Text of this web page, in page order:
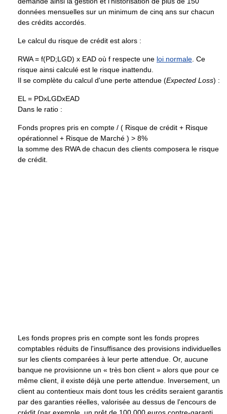
données mensuelles sur un minimum de cinq ans sur chacun
des crédits accordés.
Le calcul du risque de crédit est alors :
RWA = f(PD;LGD) x EAD où f respecte une loi normale. Ce
risque ainsi calculé est le risque inattendu.
Il se complète du calcul d'une perte attendue (Expected Loss) :
EL = PDxLGDxEAD
Dans le ratio :
Fonds propres pris en compte / ( Risque de crédit + Risque
opérationnel + Risque de Marché ) > 8%
la somme des RWA de chacun des clients composera le risque
de crédit.
Les fonds propres pris en compte sont les fonds propres
comptables réduits de l'insuffisance des provisions individuelles
sur les clients comparées à leur perte attendue. Or, aucune
banque ne provisionne un « très bon client » alors que pour ce
même client, il existe déjà une perte attendue. Inversement, un
client au contentieux mais dont tous les crédits seraient garantis
par des garanties réelles, valorisée au dessus de l'encours de